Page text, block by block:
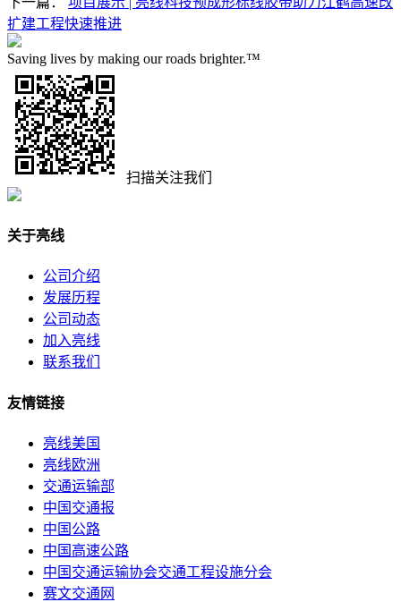
扩建工程快速推进
Saving lives by making our roads brighter.™
扫描关注我们
关于亮线
公司介绍
发展历程
公司动态
加入亮线
联系我们
友情链接
亮线美国
亮线欧洲
交通运输部
中国交通报
中国公路
中国高速公路
中国交通运输协会交通工程设施分会
赛文交通网